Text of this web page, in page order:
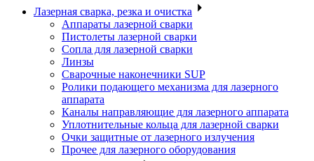
Лазерная сварка, резка и очистка
Аппараты лазерной сварки
Пистолеты лазерной сварки
Сопла для лазерной сварки
Линзы
Сварочные наконечники SUP
Ролики подающего механизма для лазерного
аппарата
Каналы направляющие для лазерного аппарата
Уплотнительные кольца для лазерной сварки
Очки защитные от лазерного излучения
Прочее для лазерного оборудования